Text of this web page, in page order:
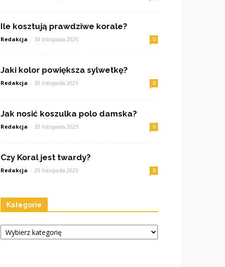
Ile kosztują prawdziwe korale?
Redakcja - 30 listopada 2025 0
Jaki kolor powiększa sylwetkę?
Redakcja - 30 listopada 2025 0
Jak nosić koszulka polo damska?
Redakcja - 30 listopada 2025 0
Czy Koral jest twardy?
Redakcja - 29 listopada 2025 0
Kategorie
Kategorie